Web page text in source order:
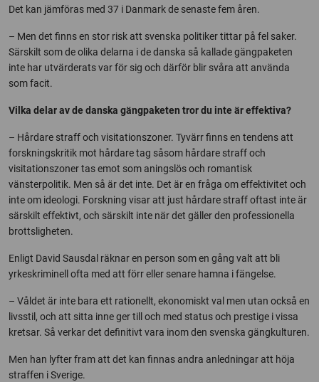
Det kan jämföras med 37 i Danmark de senaste fem åren.
– Men det finns en stor risk att svenska politiker tittar på fel saker.
Särskilt som de olika delarna i de danska så kallade gängpaketen
inte har utvärderats var för sig och därför blir svåra att använda
som facit.
Vilka delar av de danska gängpaketen tror du inte är effektiva?
– Hårdare straff och visitationszoner. Tyvärr finns en tendens att
forskningskritik mot hårdare tag såsom hårdare straff och
visitationszoner tas emot som aningslös och romantisk
vänsterpolitik. Men så är det inte. Det är en fråga om effektivitet och
inte om ideologi. Forskning visar att just hårdare straff oftast inte är
särskilt effektivt, och särskilt inte när det gäller den professionella
brottsligheten.
Enligt David Sausdal räknar en person som en gång valt att bli
yrkeskriminell ofta med att förr eller senare hamna i fängelse.
– Våldet är inte bara ett rationellt, ekonomiskt val men utan också en
livsstil, och att sitta inne ger till och med status och prestige i vissa
kretsar. Så verkar det definitivt vara inom den svenska gängkulturen.
Men han lyfter fram att det kan finnas andra anledningar att höja
straffen i Sverige.